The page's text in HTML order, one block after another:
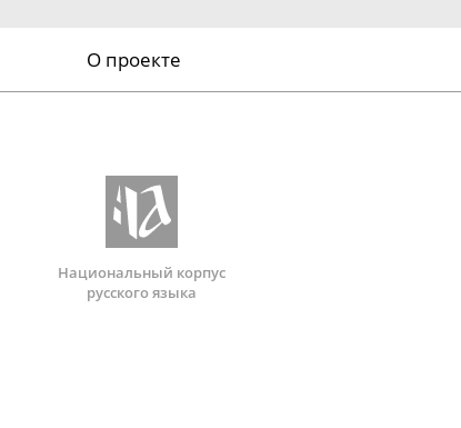
О проекте
Национальный корпус
русского языка